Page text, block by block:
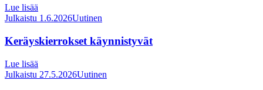
Lue lisää
Julkaistu 1.6.2026Uutinen
Keräyskierrokset käynnistyvät
Lue lisää
Julkaistu 27.5.2026Uutinen